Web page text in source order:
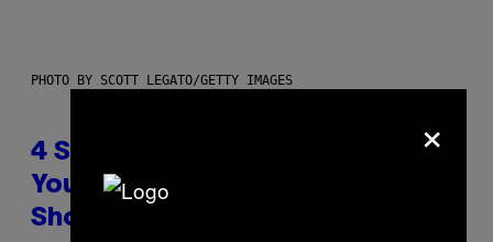
PHOTO BY SCOTT LEGATO/GETTY IMAGES
4 Shoegaze Songs to Listen to if
You Don’t Know if You Like
Shoegaze
×